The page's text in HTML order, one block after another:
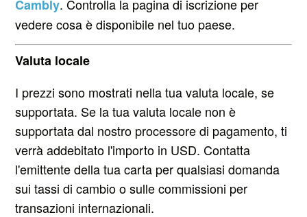
Cambly. Controlla la pagina di iscrizione per
vedere cosa è disponibile nel tuo paese.
Valuta locale
I prezzi sono mostrati nella tua valuta locale, se
supportata. Se la tua valuta locale non è
supportata dal nostro processore di pagamento, ti
verrà addebitato l'importo in USD. Contatta
l'emittente della tua carta per qualsiasi domanda
sui tassi di cambio o sulle commissioni per
transazioni internazionali.